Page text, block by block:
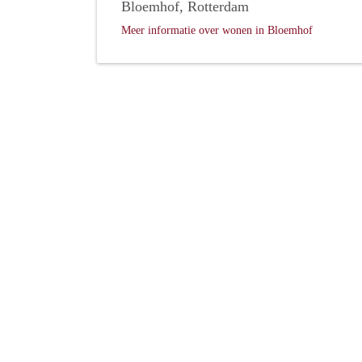
Bloemhof, Rotterdam
Meer informatie over wonen in Bloemhof